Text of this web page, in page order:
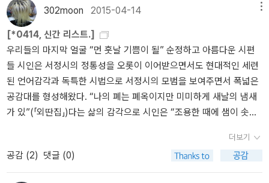
나라. 요리책이었어도 읽었을테지만, 요리책이 아닌 이연복 요리사
의 요리 인생을 이야기해서 더 좋았던 책이예요. 저도 짜장면, 짬뽕,
탕수육, 양장피, 동파육, 해물누룽지탕, 깐풍기, 칠리새우등을 집에서
만들어보았는데, 만들수 있어도 그냥 중국집에서 먹는것이 더 편하고
맛있는 요리들이 많아서 왠만한 날이 아니면 집에서 안 만들어요. ㅎ
ㅎ (그렇게 만들때는 먹고 싶어도 사먹을수 없으니 직접 만들수밖에
없었지만.... ) 가족들과 식사를 하면서 제가 정말 좋아하는 요리가 뭘
까? 이야기하다가 (평소 집에서 저녁 준비를 하면 제가 가장 덜 먹어
서...ㅋㅋ 순전히 저희 가족 기준입니다. ^^) '중식요리' 였어요. 정말
만 해당하는데, 요즘 제 마음에 드는 중식요리집 찾기가 쉽지 않아요.
302moon 2015-04-14
[*0414, 신간 리스트.]
우리들의 마지막 얼굴 “먼 훗날 기쁨이 될” 순정하고 아름다운 시편
들 시인은 서정시의 정통성을 오롯이 이어받으면서도 현대적인 세련
된 언어감각과 독특한 시법으로 서정시의 모범을 보여주면서 폭넓은
공감대를 형성해왔다. “나의 폐는 폐옥이지만 미미하게 새날의 냄새
가 있”(「외딴집」)다는 삶의 감각으로 시인은 “조용한 때에 샘이 솟는
생략된 문장”(「어느 겨울 오전에」)을 갈고 다듬어 “꽝꽝 얼어붙은 세
계”를 밝히는 “한동이의 빛”(「겨울달」)과 같은 시를 쓴다. “나에게는
많은 재산이 있다네”(「여행자의 노래」)라고 노래하거나 “슬픔을 싹
더보기
공감 (2) 댓글 (0)